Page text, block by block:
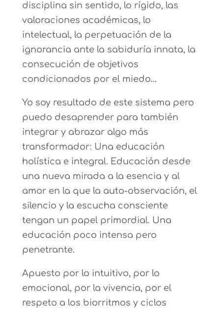
disciplina sin sentido, lo rígido, las
valoraciones académicas, lo
intelectual, la perpetuación de la
ignorancia ante la sabiduría innata, la
consecución de objetivos
condicionados por el miedo…
Yo soy resultado de este sistema pero
puedo desaprender para también
integrar y abrazar algo más
transformador: Una educación
holística e integral. Educación desde
una nueva mirada a la esencia y al
amor en la que la auto-observación, el
silencio y la escucha consciente
tengan un papel primordial. Una
educación poco intensa pero
penetrante.
Apuesto por lo intuitivo, por lo
emocional, por la vivencia, por el
respeto a los biorritmos y ciclos